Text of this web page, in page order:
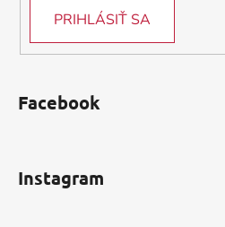
p
PRIHLÁSIŤ SA
Facebook
Instagram